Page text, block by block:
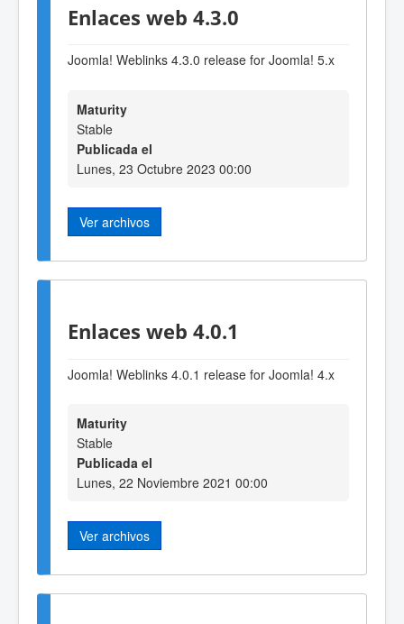
Enlaces web 4.3.0
Joomla! Weblinks 4.3.0 release for Joomla! 5.x
Maturity
Stable
Publicada el
Lunes, 23 Octubre 2023 00:00
Ver archivos
Enlaces web 4.0.1
Joomla! Weblinks 4.0.1 release for Joomla! 4.x
Maturity
Stable
Publicada el
Lunes, 22 Noviembre 2021 00:00
Ver archivos